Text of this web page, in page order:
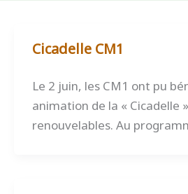
Cicadelle CM1
Le 2 juin, les CM1 ont pu
animation de la « Cicadelle
renouvelables. Au